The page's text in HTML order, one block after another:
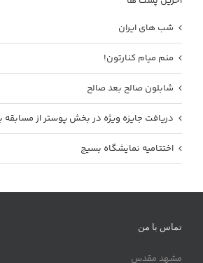
شب های ایران
منم میام کنارتون!
شابلون صالح بعد صالح
دریافت جایزه ویژه در بخش پوستر از مسابقه
اختتامیه نمایشگاه بسیج
تماس با من
مشهد مقدس